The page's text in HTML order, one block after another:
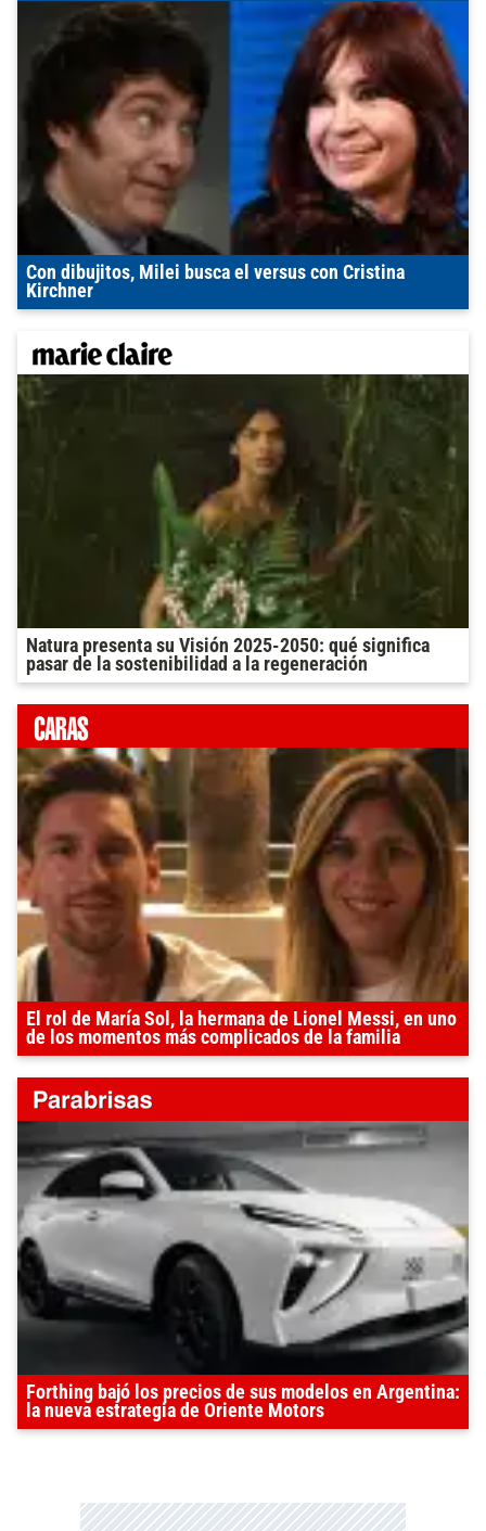
Con dibujitos, Milei busca el versus con Cristina
Kirchner
Natura presenta su Visión 2025-2050: qué significa
pasar de la sostenibilidad a la regeneración
El rol de María Sol, la hermana de Lionel Messi, en uno
de los momentos más complicados de la familia
Forthing bajó los precios de sus modelos en Argentina:
la nueva estrategia de Oriente Motors